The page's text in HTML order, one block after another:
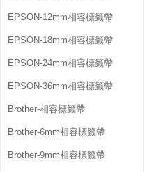
EPSON-12mm相容標籤帶
EPSON-18mm相容標籤帶
EPSON-24mm相容標籤帶
EPSON-36mm相容標籤帶
Brother-相容標籤帶
Brother-6mm相容標籤帶
Brother-9mm相容標籤帶